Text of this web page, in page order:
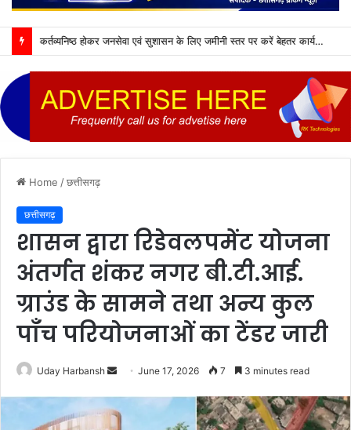
कर्तव्यनिष्ठ होकर जनसेवा एवं सुशासन के लिए जमीनी स्तर पर करें बेहतर कार्य : मुख्यमंत्री विष्णु देव साय
Home /छत्तीसगढ़
छत्तीसगढ़
शासन द्वारा रिडेवलपमेंट योजना
अंतर्गत शंकर नगर बी.टी.आई.
ग्राउंड के सामने तथा अन्य कुल
पाँच परियोजनाओं का टेंडर जारी
Uday Harbansh
Send
email
June 17, 2026 7 3 minutes read